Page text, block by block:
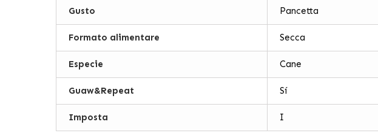
Gusto Pancetta
Formato alimentare Secca
Especie Cane
Guaw&Repeat Sí
Imposta I